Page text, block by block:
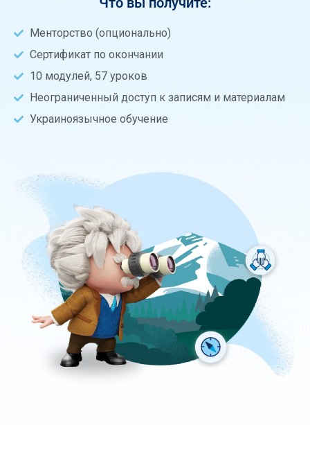
Менторство (опционально)
Сертификат по окончании
10 модулей, 57 уроков
Неограниченный доступ к записям и материалам
Украиноязычное обучение